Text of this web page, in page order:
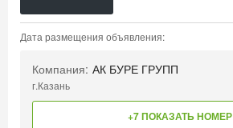
Дата размещения объявления:
Компания: АК БУРЕ ГРУПП
г.Казань
+7 ПОКАЗАТЬ НОМЕР